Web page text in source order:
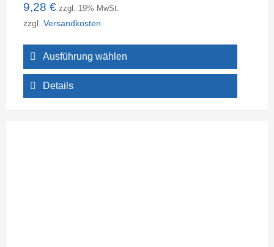
9,28 € zzgl. 19% MwSt.
zzgl. Versandkosten
Ausführung wählen
Details